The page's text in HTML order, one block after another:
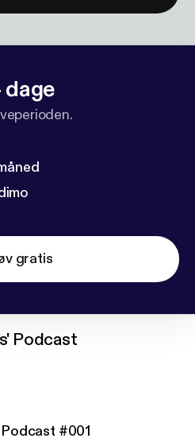
dage
gratis
Podcast
#001